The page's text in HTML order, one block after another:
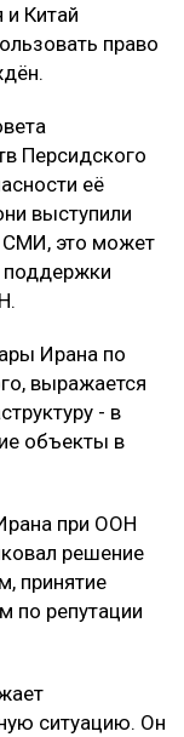
и Китай
право
Персидского
её
выступили
СМИ, это может
поддержки
Ирана по
выражается
- в
объекты в
при ООН
решение
принятие
по репутации
ситуацию. Он